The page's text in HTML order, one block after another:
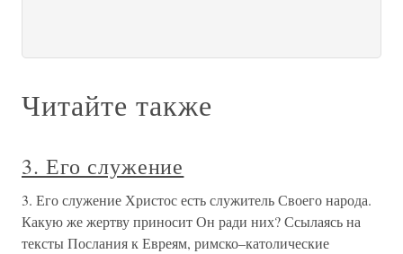
Читайте также
3. Его служение
3. Его служение Христос есть служитель Своего народа.
Какую же жертву приносит Он ради них? Ссылаясь на
тексты Послания к Евреям, римско–католические